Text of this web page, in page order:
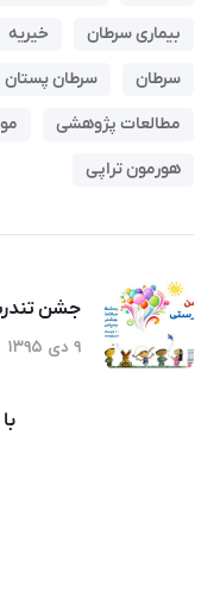
بیماری سرطان خیریه
سرطان
سرطان پستان
مطالعات پژوهشی
هورمون تراپی
جشن
۹ دی ۱۳۹۵